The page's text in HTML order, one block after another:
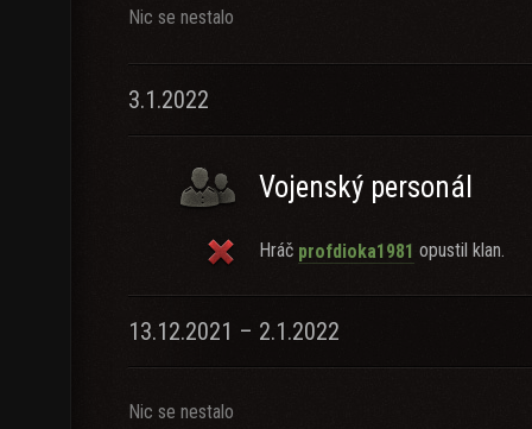
Nic se nestalo
3.1.2022
Vojenský personál
Hráč profdioka1981 opustil klan.
13.12.2021 – 2.1.2022
Nic se nestalo